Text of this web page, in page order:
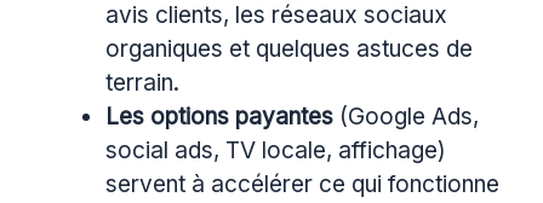
avis clients, les réseaux sociaux
organiques et quelques astuces de
terrain.
Les options payantes (Google Ads,
social ads, TV locale, affichage)
servent à accélérer ce qui fonctionne